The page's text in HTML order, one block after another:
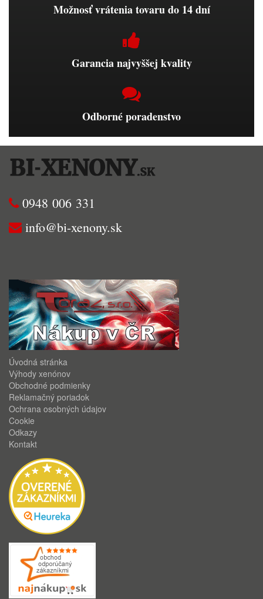
Možnosť vrátenia tovaru do 14 dní
Garancia najvyššej kvality
Odborné poradenstvo
0948 006 331
info@bi-xenony.sk
Úvodná stránka
Výhody xenónov
Obchodné podmienky
Reklamačný poriadok
Ochrana osobných údajov
Cookie
Odkazy
Kontakt